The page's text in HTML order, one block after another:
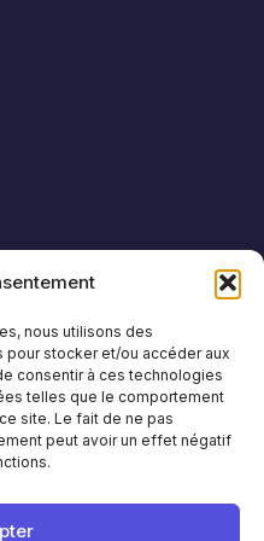
nous utilisons des
stocker et/ou accéder aux
consentir à ces technologies
telles que le comportement
site. Le fait de ne pas
peut avoir un effet négatif
données